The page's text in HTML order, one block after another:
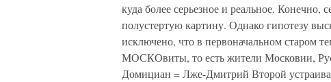
куда более серьезное и реальное. Конечно,
полустертую картину. Однако гипотезу
исключено, что в первоначальном старом
МОСКОвиты, то есть жители Московии,
Домициан = Лже-Дмитрий Второй